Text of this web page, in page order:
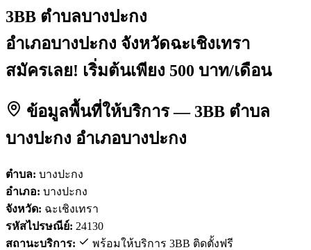
3BB ตำบลบางปะกง
อำเภอบางปะกง จังหวัดฉะเชิงเทรา
สมัครเลย! เริ่มต้นเพียง 500 บาท/เดือน
ข้อมูลพื้นที่ให้บริการ — 3BB ตำบล
บางปะกง อำเภอบางปะกง
ตำบล: บางปะกง
อำเภอ: บางปะกง
จังหวัด: ฉะเชิงเทรา
รหัสไปรษณีย์: 24130
สถานะบริการ:
พร้อมให้บริการ 3BB ติดตั้งฟรี